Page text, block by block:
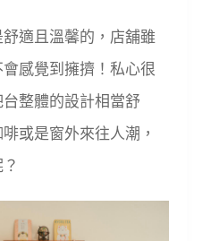
適且溫馨的，店舖雖
感覺到擁擠！私心很
整體的設計相當舒
或是窗外來往人潮，